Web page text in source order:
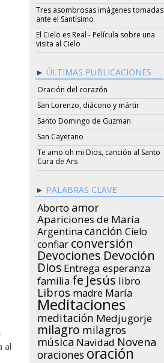
al
Tres asombrosas imágenes tomadas
ante el Santísimo
El Cielo es Real - Película sobre una
visita al Cielo
ÚLTIMAS PUBLICACIONES
Oración del corazón
San Lorenzo, diácono y mártir
Santo Domingo de Guzman
San Cayetano
Te amo oh mi Dios, canción al Santo
Cura de Ars
PALABRAS CLAVE
Aborto amor
Apariciones de María
Argentina canción Cielo
confiar conversión
Devociones Devoción
Dios Entrega esperanza
familia fe Jesús libro
Libros madre María
Meditaciones
meditación Medjugorje
milagro milagros
música Navidad Novena
oraciones oración